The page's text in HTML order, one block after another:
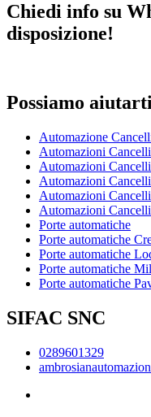
Chiedi info su
disposizione!
Possiamo
Automazione
Automazioni
Automazioni
Automazioni
Automazioni
Automazioni
Porte automatiche
Porte automatiche
Porte automatiche
Porte automatiche
Porte automatiche
SIFAC SNC
0289601329